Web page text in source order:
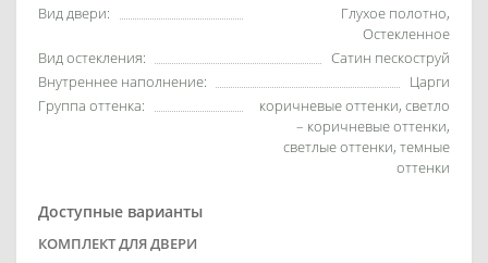
Вид двери:
Глухое полотно,
Остекленное
Вид остекления:
Сатин пескоструй
Внутреннее наполнение:
Царги
Группа оттенка:
коричневые оттенки, светло
– коричневые оттенки,
светлые оттенки, темные
оттенки
Доступные варианты
КОМПЛЕКТ ДЛЯ ДВЕРИ